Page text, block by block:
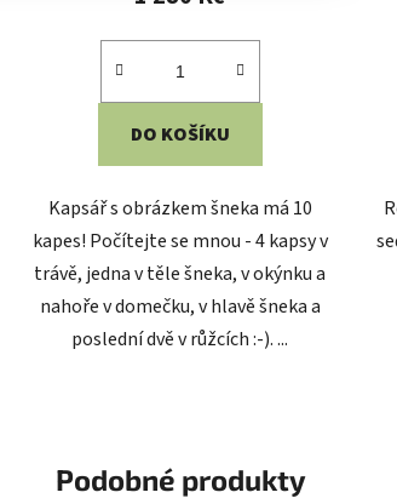
DO KOŠÍKU
Kapsář s obrázkem šneka má 10
kapes! Počítejte se mnou - 4 kapsy v
trávě, jedna v těle šneka, v okýnku a
nahoře v domečku, v hlavě šneka a
poslední dvě v růžcích :-). ...
Podobné produkty